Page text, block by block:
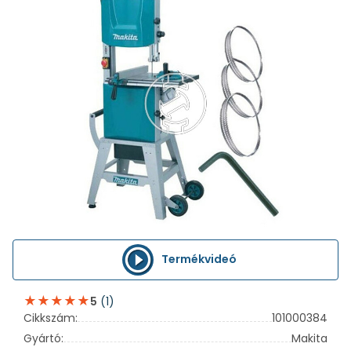
Termékvideó
5 (1)
Cikkszám:
101000384
Gyártó:
Makita